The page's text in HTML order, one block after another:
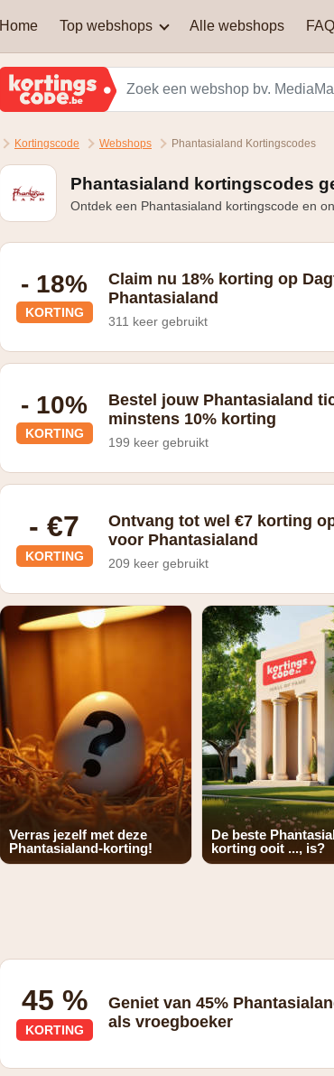
Home Top webshops
AEG AliExpress
Martin's Hotels
Samsung Smeg
Alle webshops
Welke soort kortingscodes
zijn er?
Waar kan je
vinden?
Kan je een kortingscode
combineren om nog extra
korting te krijgen?
Hoe bereken je
Kortingscode Webshops Phantasialand Kortingscodes
Phantasialand kortingscodes
Ontdek een Phantasialand kortingscode en
- 18%
KORTING
Claim nu 18% korting op
Phantasialand
311 keer gebruikt
- 10%
KORTING
Bestel jouw Phantasialand
minstens 10% korting
199 keer gebruikt
- €7
KORTING
Ontvang tot wel €7 korting
voor Phantasialand
209 keer gebruikt
bekijk de aanbiedingen
Verras jezelf met deze
Phantasialand-korting!
De beste
korting ooit ..., is?
45 %
KORTING
Geniet van 45%
als vroegboeker